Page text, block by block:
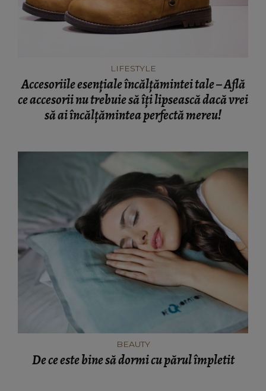
LIFESTYLE
Accesoriile esențiale încălțămintei tale – Află
ce accesorii nu trebuie să îți lipsească dacă vrei
să ai încălțămintea perfectă mereu!
BEAUTY
De ce este bine să dormi cu părul împletit